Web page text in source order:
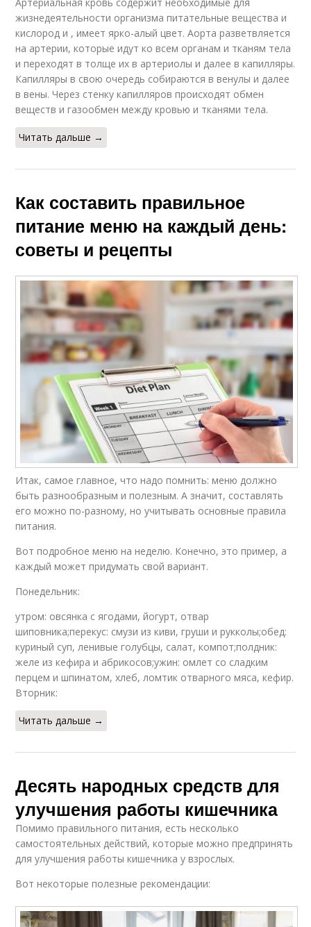
Артериальная кровь содержит необходимые для
жизнедеятельности организма питательные вещества и
кислород и , имеет ярко-алый цвет. Аорта разветвляется
на артерии, которые идут ко всем органам и тканям тела
и переходят в толще их в артериолы и далее в капилляры.
Капилляры в свою очередь собираются в венулы и далее
в вены. Через стенку капилляров происходят обмен
веществ и газообмен между кровью и тканями тела.
Читать дальше →
Как составить правильное
питание меню на каждый день:
советы и рецепты
Итак, самое главное, что надо помнить: меню должно
быть разнообразным и полезным. А значит, составлять
его можно по-разному, но учитывать основные правила
питания.
Вот подробное меню на неделю. Конечно, это пример, а
каждый может придумать свой вариант.
Понедельник:
утром: овсянка с ягодами, йогурт, отвар
шиповника;перекус: смузи из киви, груши и рукколы;обед:
куриный суп, ленивые голубцы, салат, компот;полдник:
желе из кефира и абрикосов;ужин: омлет со сладким
перцем и шпинатом, хлеб, ломтик отварного мяса, кефир.
Вторник:
Читать дальше →
Десять народных средств для
улучшения работы кишечника
Помимо правильного питания, есть несколько
самостоятельных действий, которые можно предпринять
для улучшения работы кишечника у взрослых.
Вот некоторые полезные рекомендации: